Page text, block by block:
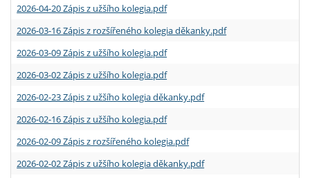
2026-04-20 Zápis z užšího kolegia.pdf
2026-03-16 Zápis z rozšířeného kolegia děkanky.pdf
2026-03-09 Zápis z užšího kolegia.pdf
2026-03-02 Zápis z užšího kolegia.pdf
2026-02-23 Zápis z užšího kolegia děkanky.pdf
2026-02-16 Zápis z užšího kolegia.pdf
2026-02-09 Zápis z rozšířeného kolegia.pdf
2026-02-02 Zápis z užšího kolegia děkanky.pdf